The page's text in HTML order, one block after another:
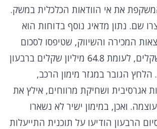
את אי הוודאות הכלכלית במשק.
שם. נתון מדאיג נוסף בדוחות הוא
המכירה והשיווק, שטיפסו לסכום
של 85.8 מיליון שקלים, לעומת 64.8 מיליון שקלים ברבעון
הגובר במגזר מימון הרכב,
אגרסיבית ושחיקת מרווחים, אילץ את
ואכן, במימון ישיר לא נשארו
הרבעון הודיעו על תוכנית התייעלות